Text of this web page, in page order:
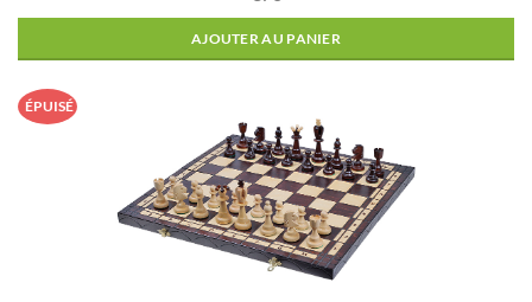
AJOUTER AU PANIER
ÉPUISÉ